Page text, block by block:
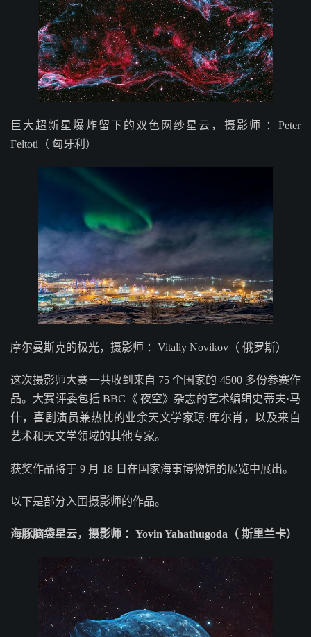
巨大超新星爆炸留下的双色网纱星云，摄影师 ：Peter
Feltoti（ 匈牙利）
摩尔曼斯克的极光，摄影师 ：Vitaliy Novikov（ 俄罗斯）
这次摄影师大赛一共收到来自 75 个国家的 4500 多份参赛作
品。大赛评委包括 BBC《 夜空》杂志的艺术编辑史蒂夫·马
什，喜剧演员兼热忱的业余天文学家琼·库尔肖，以及来自
艺术和天文学领域的其他专家。
获奖作品将于 9 月 18 日在国家海事博物馆的展览中展出。
以下是部分入围摄影师的作品。
海豚脑袋星云，摄影师 ：Yovin Yahathugoda（ 斯里兰卡）